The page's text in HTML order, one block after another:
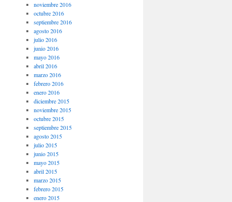
noviembre 2016
octubre 2016
septiembre 2016
agosto 2016
julio 2016
junio 2016
mayo 2016
abril 2016
marzo 2016
febrero 2016
enero 2016
diciembre 2015
noviembre 2015
octubre 2015
septiembre 2015
agosto 2015
julio 2015
junio 2015
mayo 2015
abril 2015
marzo 2015
febrero 2015
enero 2015